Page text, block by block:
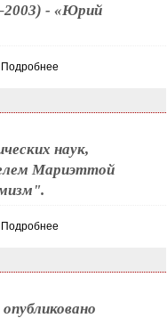
- «Юрий
Подробнее
наук,
Мариэттой
Подробнее